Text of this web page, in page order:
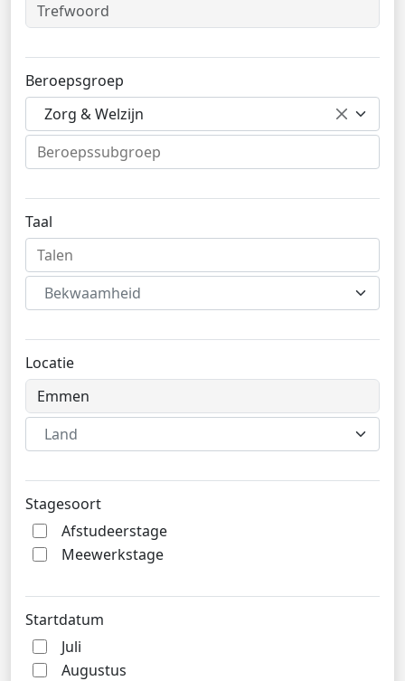
Beroepsgroep
Zorg & Welzijn
Taal
Bekwaamheid
Locatie
Land
Stagesoort
Afstudeerstage
Meewerkstage
Startdatum
Juli
Augustus